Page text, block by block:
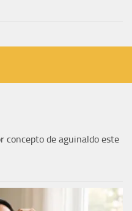
concepto de aguinaldo este